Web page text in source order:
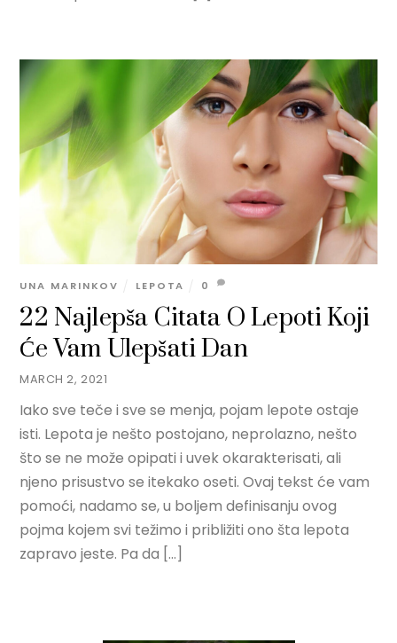
MARCH 2, 2021
22 Najlepša Citata O Lepoti Koji
Će Vam Ulepšati Dan
UNA MARINKOV LEPOTA 0
Iako sve teče i sve se menja, pojam lepote ostaje
isti. Lepota je nešto postojano, neprolazno, nešto
što se ne može opipati i uvek okarakterisati, ali
njeno prisustvo se itekako oseti. Ovaj tekst će vam
pomoći, nadamo se, u boljem definisanju ovog
pojma kojem svi težimo i približiti ono šta lepota
zapravo jeste. Pa da […]